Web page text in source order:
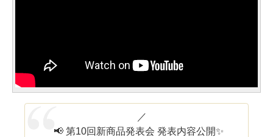
⠀／
📢 第10回新商品発表会 発表内容公開✨